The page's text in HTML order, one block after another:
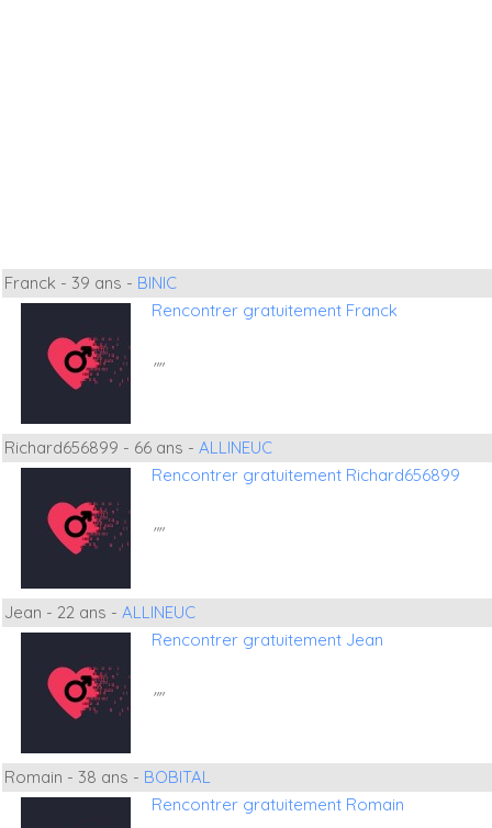
Franck - 39 ans - BINIC
Rencontrer gratuitement Franck
""
Richard656899 - 66 ans - ALLINEUC
Rencontrer gratuitement Richard656899
""
Jean - 22 ans - ALLINEUC
Rencontrer gratuitement Jean
""
Romain - 38 ans - BOBITAL
Rencontrer gratuitement Romain